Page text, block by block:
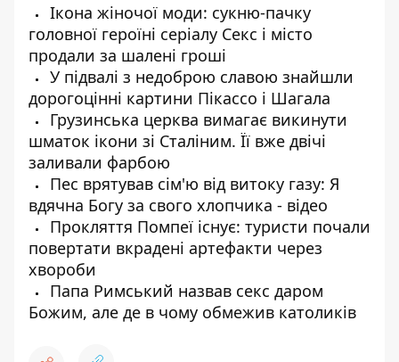
Ікона жіночої моди: сукню-пачку
головної героїні серіалу Секс і місто
продали за шалені гроші
У підвалі з недоброю славою знайшли
дорогоцінні картини Пікассо і Шагала
Грузинська церква вимагає викинути
шматок ікони зі Сталіним. Її вже двічі
заливали фарбою
Пес врятував сім'ю від витоку газу: Я
вдячна Богу за свого хлопчика - відео
Прокляття Помпеї існує: туристи почали
повертати вкрадені артефакти через
хвороби
Папа Римський назвав секс даром
Божим, але де в чому обмежив католиків